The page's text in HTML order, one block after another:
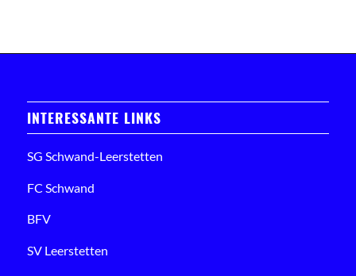
INTERESSANTE LINKS
SG Schwand-Leerstetten
FC Schwand
BFV
SV Leerstetten